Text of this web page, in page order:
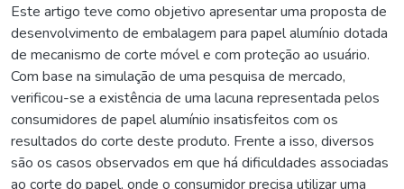
Este artigo teve como objetivo apresentar uma proposta de
desenvolvimento de embalagem para papel alumínio dotada
de mecanismo de corte móvel e com proteção ao usuário.
Com base na simulação de uma pesquisa de mercado,
verificou-se a existência de uma lacuna representada pelos
consumidores de papel alumínio insatisfeitos com os
resultados do corte deste produto. Frente a isso, diversos
são os casos observados em que há dificuldades associadas
ao corte do papel, onde o consumidor precisa utilizar uma